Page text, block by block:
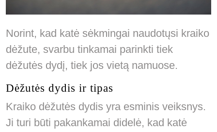
Norint, kad katė sėkmingai naudotųsi kraiko
dėžute, svarbu tinkamai parinkti tiek
dėžutės dydį, tiek jos vietą namuose.
Dėžutės dydis ir tipas
Kraiko dėžutės dydis yra esminis veiksnys.
Ji turi būti pakankamai didelė, kad katė